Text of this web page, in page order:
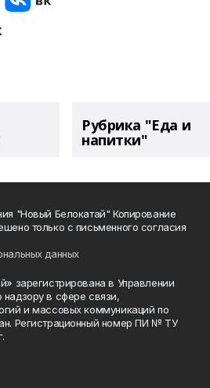
Рубрика "Еда и
напитки"
"Новый Белокатай" Копирование
только с письменного согласия
данных
зарегистрирована в Управлении
в сфере связи,
и массовых коммуникаций по
Регистрационный номер ПИ № ТУ